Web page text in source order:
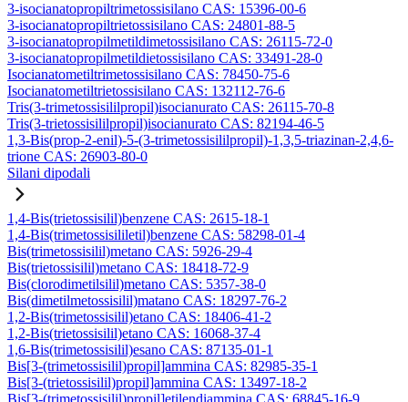
3-isocianatopropiltrimetossisilano CAS: 15396-00-6
3-isocianatopropiltrietossisilano CAS: 24801-88-5
3-isocianatopropilmetildimetossisilano CAS: 26115-72-0
3-isocianatopropilmetildietossisilano CAS: 33491-28-0
Isocianatometiltrimetossisilano CAS: 78450-75-6
Isocianatometiltrietossisilano CAS: 132112-76-6
Tris(3-trimetossisililpropil)isocianurato CAS: 26115-70-8
Tris(3-trietossisililpropil)isocianurato CAS: 82194-46-5
1,3-Bis(prop-2-enil)-5-(3-trimetossisililpropil)-1,3,5-triazinan-2,4,6-
trione CAS: 26903-80-0
Silani dipodali
1,4-Bis(trietossisilil)benzene CAS: 2615-18-1
1,4-Bis(trimetossisililetil)benzene CAS: 58298-01-4
Bis(trimetossisilil)metano CAS: 5926-29-4
Bis(trietossisilil)metano CAS: 18418-72-9
Bis(clorodimetilsilil)metano CAS: 5357-38-0
Bis(dimetilmetossisilil)matano CAS: 18297-76-2
1,2-Bis(trimetossisilil)etano CAS: 18406-41-2
1,2-Bis(trietossisilil)etano CAS: 16068-37-4
1,6-Bis(trimetossisilil)esano CAS: 87135-01-1
Bis[3-(trimetossisilil)propil]ammina CAS: 82985-35-1
Bis[3-(trietossisilil)propil]ammina CAS: 13497-18-2
Bis[3-(trimetossisilil)propil]etilendiammina CAS: 68845-16-9